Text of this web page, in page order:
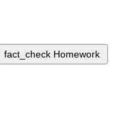
fact_check Homework